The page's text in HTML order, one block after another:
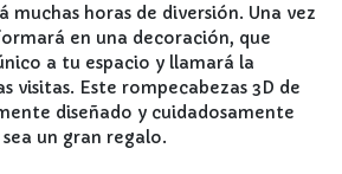
muchas horas de diversión. Una vez
en una decoración, que
a tu espacio y llamará la
visitas. Este rompecabezas 3D de
diseñado y cuidadosamente
un gran regalo.